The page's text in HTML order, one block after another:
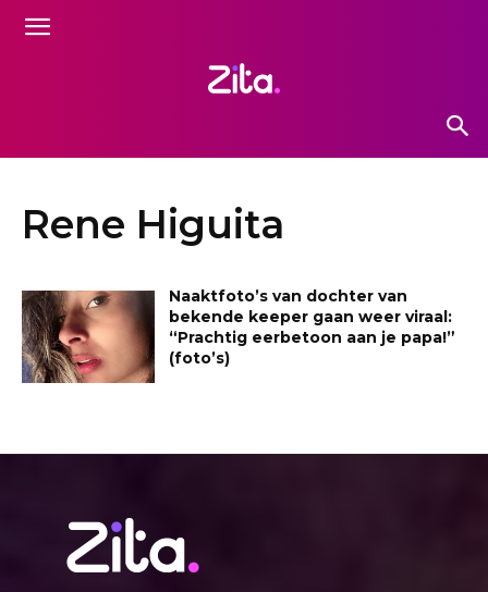
Rene Higuita
Naaktfoto’s van dochter van
bekende keeper gaan weer viraal:
“Prachtig eerbetoon aan je papa!”
(foto’s)